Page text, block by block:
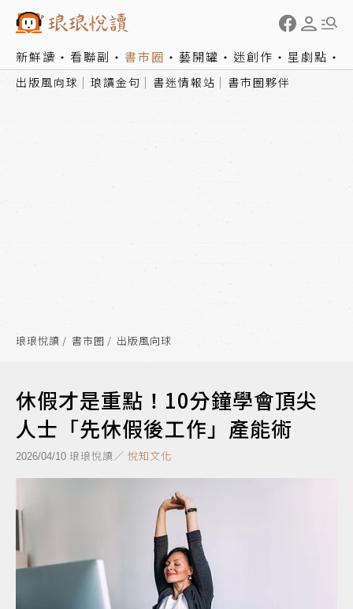
新鮮讀 看聯副 書市圈 藝開罐 迷創作 星劇點
出版風向球 琅讀金句 書迷情報站 書市圈夥伴
琅琅悅讀 書市圈 出版風向球
休假才是重點！10分鐘學會頂尖
人士「先休假後工作」產能術
2026/04/10 琅琅悅讀／ 悅知文化